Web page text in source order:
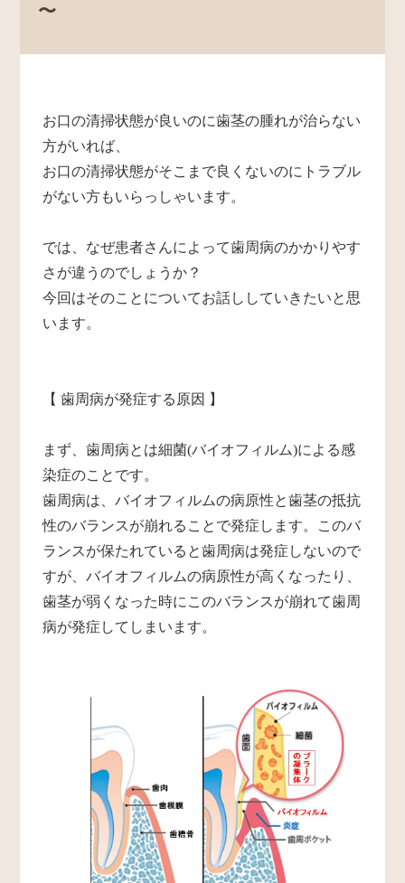
〜
お口の清掃状態が良いのに歯茎の腫れが治らない
方がいれば、
お口の清掃状態がそこまで良くないのにトラブル
がない方もいらっしゃいます。
では、なぜ患者さんによって歯周病のかかりやす
さが違うのでしょうか？
今回はそのことについてお話ししていきたいと思
います。
【 歯周病が発症する原因 】
まず、歯周病とは細菌(バイオフィルム)による感
染症のことです。
歯周病は、バイオフィルムの病原性と歯茎の抵抗
性のバランスが崩れることで発症します。このバ
ランスが保たれていると歯周病は発症しないので
すが、バイオフィルムの病原性が高くなったり、
歯茎が弱くなった時にこのバランスが崩れて歯周
病が発症してしまいます。